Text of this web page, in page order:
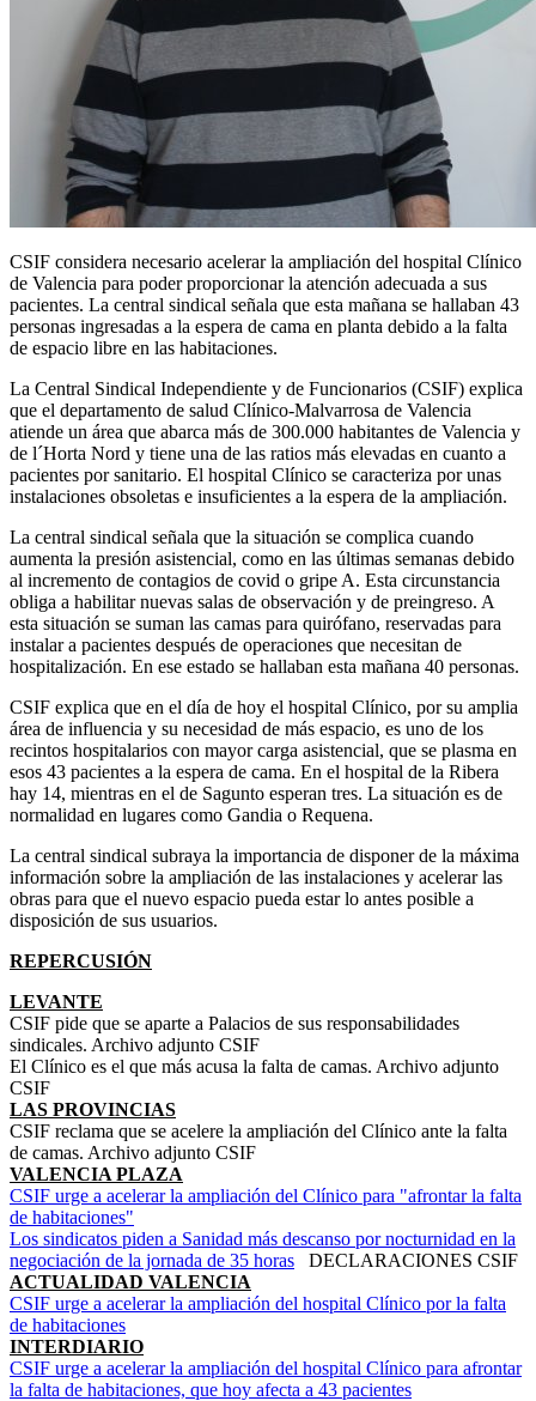
CSIF considera necesario acelerar la ampliación del hospital Clínico
de Valencia para poder proporcionar la atención adecuada a sus
pacientes. La central sindical señala que esta mañana se hallaban 43
personas ingresadas a la espera de cama en planta debido a la falta
de espacio libre en las habitaciones.
La Central Sindical Independiente y de Funcionarios (CSIF) explica
que el departamento de salud Clínico-Malvarrosa de Valencia
atiende un área que abarca más de 300.000 habitantes de Valencia y
de l´Horta Nord y tiene una de las ratios más elevadas en cuanto a
pacientes por sanitario. El hospital Clínico se caracteriza por unas
instalaciones obsoletas e insuficientes a la espera de la ampliación.
La central sindical señala que la situación se complica cuando
aumenta la presión asistencial, como en las últimas semanas debido
al incremento de contagios de covid o gripe A. Esta circunstancia
obliga a habilitar nuevas salas de observación y de preingreso. A
esta situación se suman las camas para quirófano, reservadas para
instalar a pacientes después de operaciones que necesitan de
hospitalización. En ese estado se hallaban esta mañana 40 personas.
CSIF explica que en el día de hoy el hospital Clínico, por su amplia
área de influencia y su necesidad de más espacio, es uno de los
recintos hospitalarios con mayor carga asistencial, que se plasma en
esos 43 pacientes a la espera de cama. En el hospital de la Ribera
hay 14, mientras en el de Sagunto esperan tres. La situación es de
normalidad en lugares como Gandia o Requena.
La central sindical subraya la importancia de disponer de la máxima
información sobre la ampliación de las instalaciones y acelerar las
obras para que el nuevo espacio pueda estar lo antes posible a
disposición de sus usuarios.
REPERCUSIÓN
LEVANTE
CSIF pide que se aparte a Palacios de sus responsabilidades
sindicales. Archivo adjunto CSIF
El Clínico es el que más acusa la falta de camas. Archivo adjunto
CSIF
LAS PROVINCIAS
CSIF reclama que se acelere la ampliación del Clínico ante la falta
de camas. Archivo adjunto CSIF
VALENCIA PLAZA
CSIF urge a acelerar la ampliación del Clínico para "afrontar la falta
de habitaciones"
Los sindicatos piden a Sanidad más descanso por nocturnidad en la
negociación de la jornada de 35 horas DECLARACIONES CSIF
ACTUALIDAD VALENCIA
CSIF urge a acelerar la ampliación del hospital Clínico por la falta
de habitaciones
INTERDIARIO
CSIF urge a acelerar la ampliación del hospital Clínico para afrontar
la falta de habitaciones, que hoy afecta a 43 pacientes